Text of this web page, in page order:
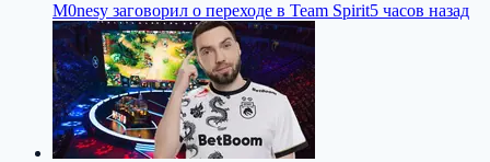
M0nesy заговорил о переходе в Team Spirit5 часов назад